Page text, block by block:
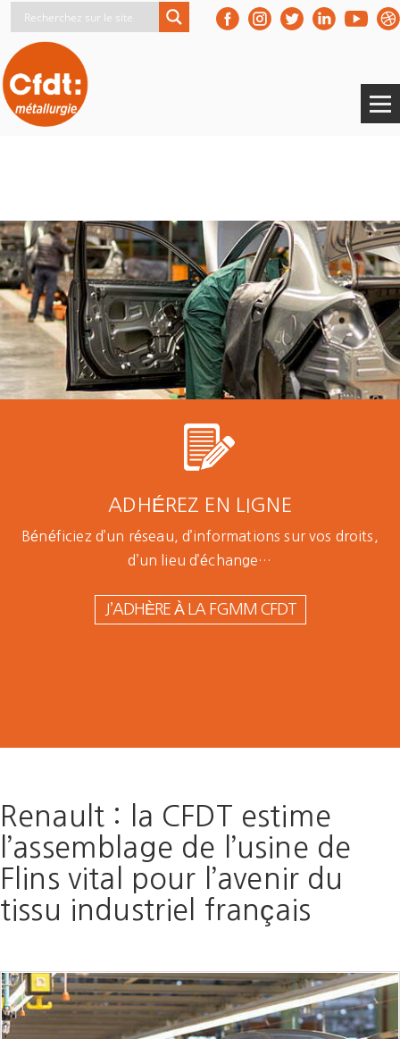
ADHÉREZ EN LIGNE
Bénéficiez d’un réseau, d’informations sur vos droits,
d’un lieu d’échange…
J’ADHÈRE À LA FGMM CFDT
Renault : la CFDT estime
l’assemblage de l’usine de
Flins vital pour l’avenir du
tissu industriel français